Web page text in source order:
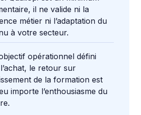
il ne valide ni la
métier ni l’adaptation du
à votre secteur.
opérationnel défini
le retour sur
de la formation est
importe l’enthousiasme du